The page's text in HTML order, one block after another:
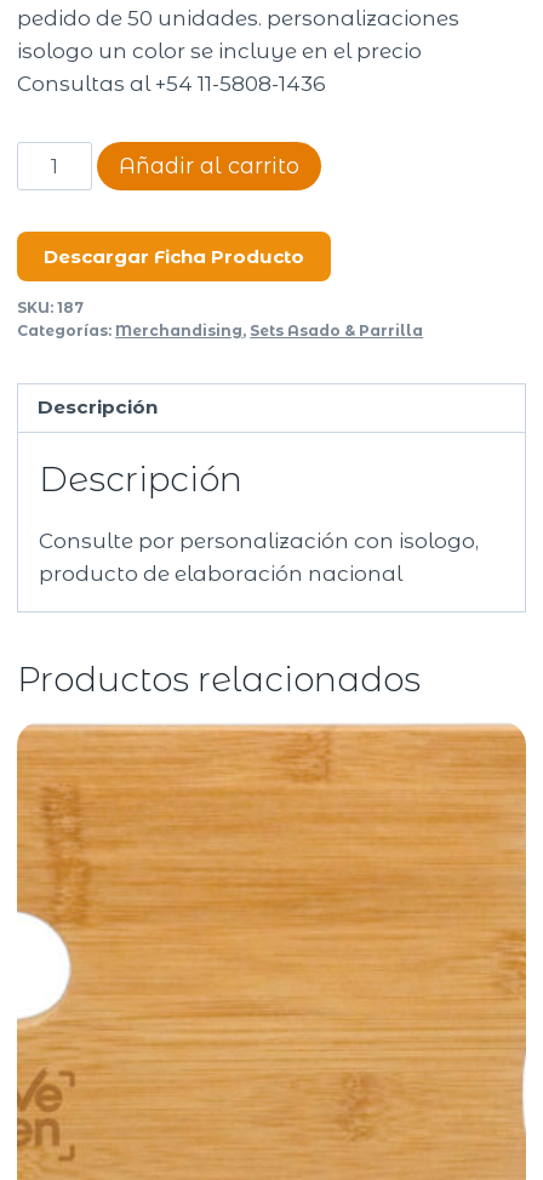
pedido de 50 unidades. personalizaciones
isologo un color se incluye en el precio
Consultas al +54 11-5808-1436
Copetinero
Cuencos
Añadir al carrito
Descargar Ficha Producto
SKU:187
Categorías: Merchandising, Sets Asado & Parrilla
Descripción
Descripción
Consulte por personalización con isologo,
producto de elaboración nacional
Productos relacionados